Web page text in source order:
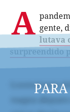
A gente,
lutava
surpreendido